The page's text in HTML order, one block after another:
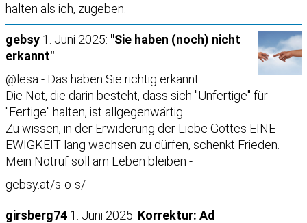
halten als ich, zugeben.
gebsy 1. Juni 2025: "Sie haben (noch) nicht
erkannt"
@lesa - Das haben Sie richtig erkannt.
Die Not, die darin besteht, dass sich "Unfertige" für
"Fertige" halten, ist allgegenwärtig.
Zu wissen, in der Erwiderung der Liebe Gottes EINE
EWIGKEIT lang wachsen zu dürfen, schenkt Frieden.
Mein Notruf soll am Leben bleiben -
gebsy.at/s-o-s/
girsberg74 1. Juni 2025: Korrektur: Ad